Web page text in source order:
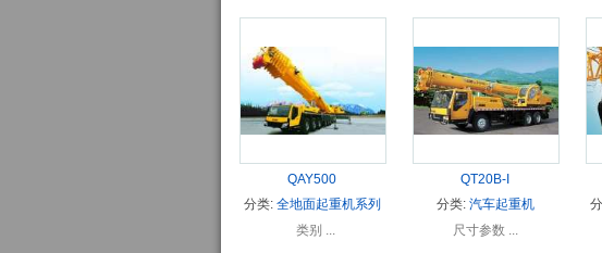
QAY500
分类: 全地面起重机系列
类别 ...
QT20B-I
分类: 汽车起重机
尺寸参数 ...